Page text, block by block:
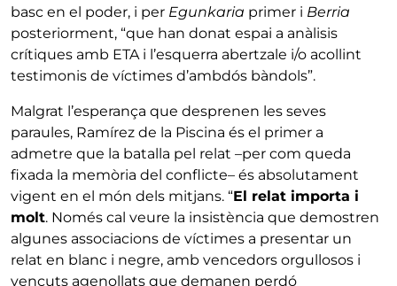
basc en el poder, i per Egunkaria primer i Berria
posteriorment, “que han donat espai a anàlisis
crítiques amb ETA i l’esquerra abertzale i/o acollint
testimonis de víctimes d’ambdós bàndols”.
Malgrat l’esperança que desprenen les seves
paraules, Ramírez de la Piscina és el primer a
admetre que la batalla pel relat –per com queda
fixada la memòria del conflicte– és absolutament
vigent en el món dels mitjans. “El relat importa i
molt. Només cal veure la insistència que demostren
algunes associacions de víctimes a presentar un
relat en blanc i negre, amb vencedors orgullosos i
vençuts agenollats que demanen perdó